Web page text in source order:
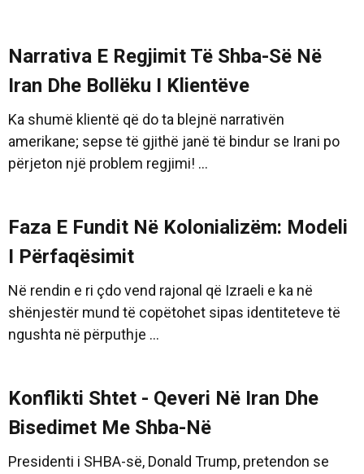
Narrativa E Regjimit Të Shba-Së Në
Iran Dhe Bollëku I Klientëve
Ka shumë klientë që do ta blejnë narrativën
amerikane; sepse të gjithë janë të bindur se Irani po
përjeton një problem regjimi! ...
Faza E Fundit Në Kolonializëm: Modeli
I Përfaqësimit
Në rendin e ri çdo vend rajonal që Izraeli e ka në
shënjestër mund të copëtohet sipas identiteteve të
ngushta në përputhje ...
Konflikti Shtet - Qeveri Në Iran Dhe
Bisedimet Me Shba-Në
Presidenti i SHBA-së, Donald Trump, pretendon se